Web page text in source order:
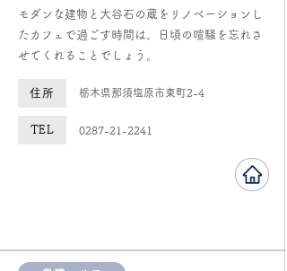
モダンな建物と大谷石の蔵をリノベーションし
たカフェで過ごす時間は、日頃の喧騒を忘れさ
せてくれることでしょう。
住所 栃木県那須塩原市東町2-4
TEL 0287-21-2241